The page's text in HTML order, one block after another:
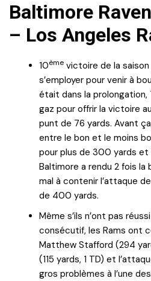
Baltimore
– Los Angeles
10ème victoire de la saison
s’employer pour venir à
était dans la prolongation,
gaz pour offrir la victoire
punt de 76 yards. Avant
entre le bon et le moins
pour plus de 300 yards et
Baltimore a rendu 2 fois la
mal à contenir l’attaque
de 400 yards.
Même s’ils n’ont pas
consécutif, les Rams ont
Matthew Stafford (294
(115 yards, 1 TD) et
gros problèmes à l’une